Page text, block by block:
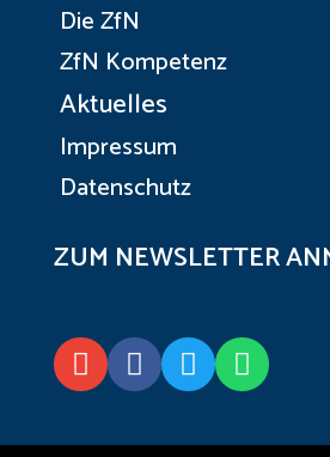
Die ZfN
ZfN Kompetenz
Aktuelles
Impressum
Datenschutz
ZUM NEWSLETTER
   